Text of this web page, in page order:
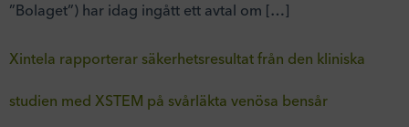
”Bolaget”) har idag ingått ett avtal om […]
Xintela rapporterar säkerhetsresultat från den kliniska
studien med XSTEM på svårläkta venösa bensår